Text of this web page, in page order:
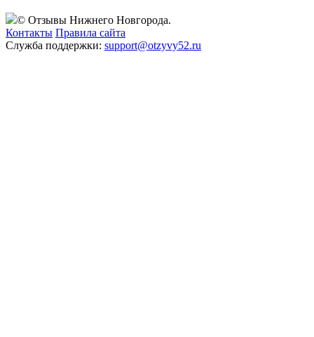
© Отзывы Нижнего Новгорода.
Контакты Правила сайта
Служба поддержки: support@otzyvy52.ru